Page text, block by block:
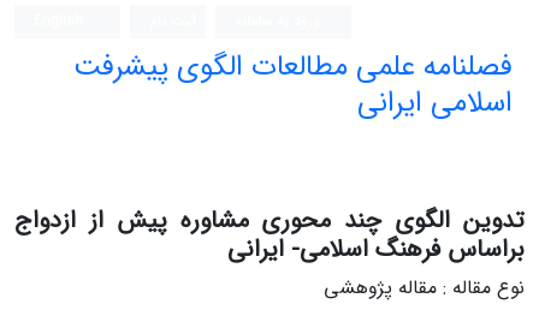
فصلنامه علمی مطالعات الگوی پیشرفت
اسلامی ایرانی
تدوین الگوی چند محوری مشاوره‌ پیش از ازدواج
براساس فرهنگ اسلامی- ایرانی
نوع مقاله : مقاله پژوهشی